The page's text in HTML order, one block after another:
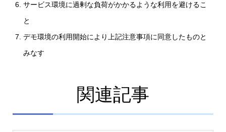
サービス環境に過剰な負荷がかかるような利用を避けるこ
と
デモ環境の利用開始により上記注意事項に同意したものと
みなす
関連記事